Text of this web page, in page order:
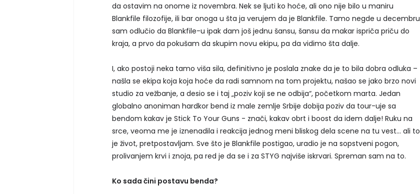
da ostavim na onome iz novembra. Nek se ljuti ko hoće, ali ono nije bilo u maniru
Blankfile filozofije, ili bar onoga u šta ja verujem da je Blankfile. Tamo negde u decembru
sam odlučio da Blankfile-u ipak dam još jednu šansu, šansu da makar ispriča priču do
kraja, a prvo da pokušam da skupim novu ekipu, pa da vidimo šta dalje.
I, ako postoji neka tamo viša sila, definitivno je poslala znake da je to bila dobra odluka –
našla se ekipa koja koja hoće da radi samnom na tom projektu, našao se jako brzo novi
studio za vežbanje, a desio se i taj „poziv koji se ne odbija“, početkom marta. Jedan
globalno anoniman hardkor bend iz male zemlje Srbije dobija poziv da tour-uje sa
bendom kakav je Stick To Your Guns - znači, kakav obrt i boost da idem dalje! Ruku na
srce, veoma me je iznenadila i reakcija jednog meni bliskog dela scene na tu vest... ali to
je život, pretpostavljam. Sve što je Blankfile postigao, uradio je na sopstveni pogon,
prolivanjem krvi i znoja, pa red je da se i za STYG najviše iskrvari. Spreman sam na to.
Ko sada čini postavu benda?